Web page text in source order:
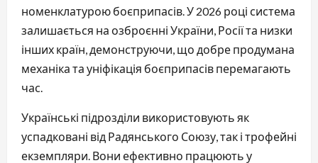
номенклатурою боєприпасів. У 2026 році система
залишається на озброєнні України, Росії та низки
інших країн, демонструючи, що добре продумана
механіка та уніфікація боєприпасів перемагають
час.
Українські підрозділи використовують як
успадковані від Радянського Союзу, так і трофейні
екземпляри. Вони ефективно працюють у